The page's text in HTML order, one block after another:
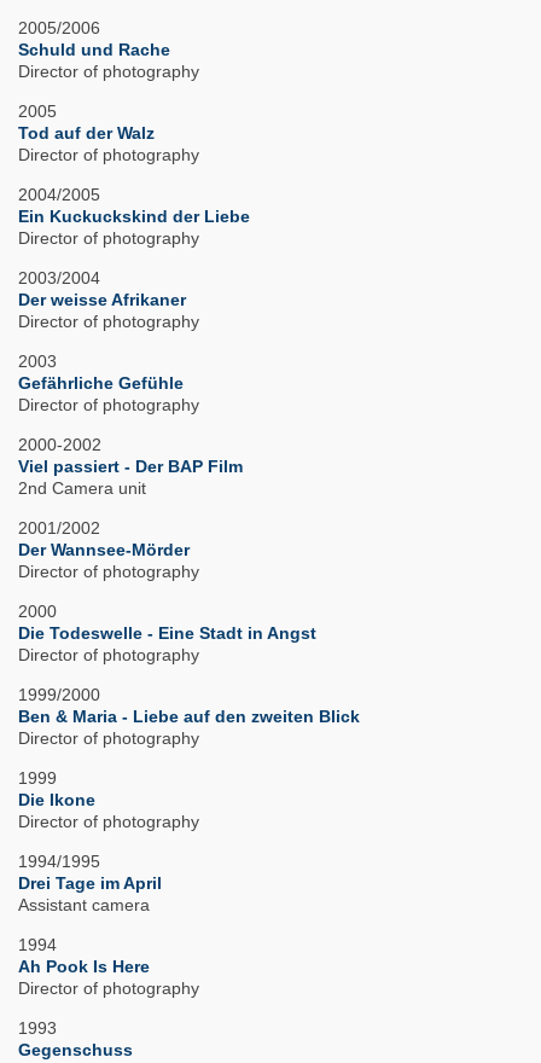
2005/2006
Schuld und Rache
Director of photography
2005
Tod auf der Walz
Director of photography
2004/2005
Ein Kuckuckskind der Liebe
Director of photography
2003/2004
Der weisse Afrikaner
Director of photography
2003
Gefährliche Gefühle
Director of photography
2000-2002
Viel passiert - Der BAP Film
2nd Camera unit
2001/2002
Der Wannsee-Mörder
Director of photography
2000
Die Todeswelle - Eine Stadt in Angst
Director of photography
1999/2000
Ben & Maria - Liebe auf den zweiten Blick
Director of photography
1999
Die Ikone
Director of photography
1994/1995
Drei Tage im April
Assistant camera
1994
Ah Pook Is Here
Director of photography
1993
Gegenschuss